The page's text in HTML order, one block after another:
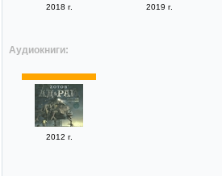
2018 г. 2019 г.
Аудиокниги:
2012 г.